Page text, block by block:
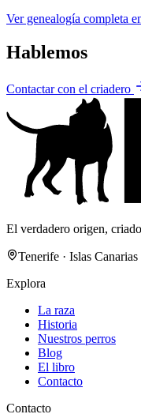
Ver genealogía completa
Hablemos
Contactar con el criadero
El verdadero origen,
Tenerife · Islas Canarias
Explora
La raza
Historia
Nuestros perros
Blog
El libro
Contacto
Contacto